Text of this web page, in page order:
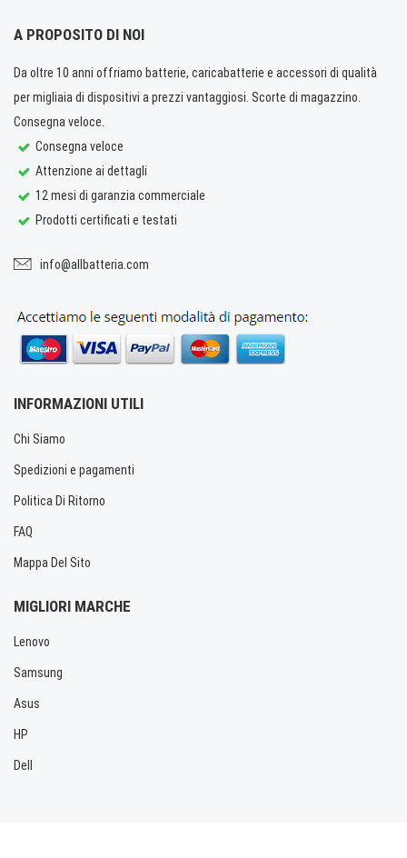
A PROPOSITO DI NOI
Da oltre 10 anni offriamo batterie, caricabatterie e accessori di qualità
per migliaia di dispositivi a prezzi vantaggiosi. Scorte di magazzino.
Consegna veloce.
Consegna veloce
Attenzione ai dettagli
12 mesi di garanzia commerciale
Prodotti certificati e testati
info@allbatteria.com
INFORMAZIONI UTILI
Chi Siamo
Spedizioni e pagamenti
Politica Di Ritorno
FAQ
Mappa Del Sito
MIGLIORI MARCHE
Lenovo
Samsung
Asus
HP
Dell